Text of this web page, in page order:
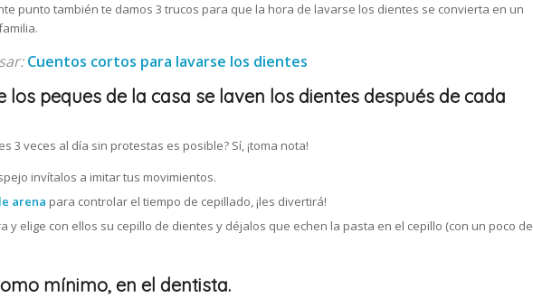
punto también te damos 3 trucos para que la hora de lavarse los dientes se convierta en un
Cuentos cortos para lavarse los dientes
los peques de la casa se laven los dientes después de cada
3 veces al día sin protestas es posible? Sí, ¡toma nota!
invítalos a imitar tus movimientos.
arena para controlar el tiempo de cepillado, ¡les divertirá!
y elige con ellos su cepillo de dientes y déjalos que echen la pasta en el cepillo (con un poco de
mínimo, en el dentista.